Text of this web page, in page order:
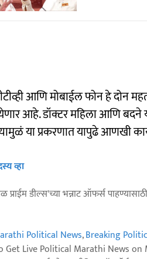
आणि मोबाईल फोन हे दोन
आहे. डॉक्टर महिला आणि बदने
या प्रकरणात यापुढे आणखी
व्हा
प्राईम डील्स'च्या भन्नाट ऑफर्स
Political News,Breaking
Get Live Political Marathi News